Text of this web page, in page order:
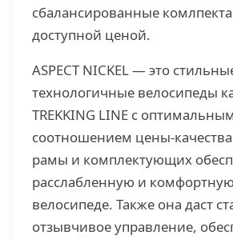
сбалансированные
доступной ценой.
ASPECT NICKEL — это
технологичные велосипеды
TREKKING LINE с оптимальным
соотношением цены-
рамы и комплектующих
расслабленную и
велосипеде. Также она даст
отзывчивое управление,